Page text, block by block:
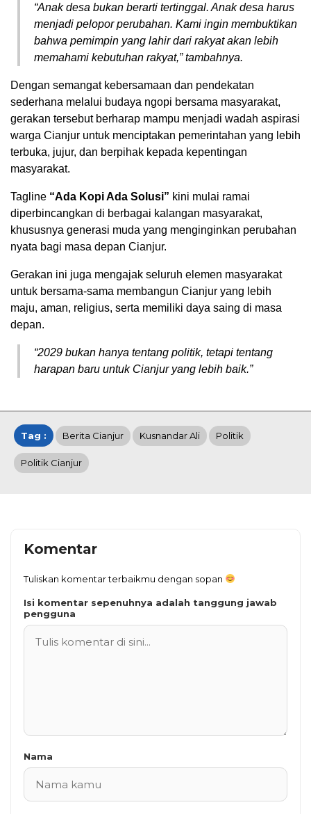
“Anak desa bukan berarti tertinggal. Anak desa harus
menjadi pelopor perubahan. Kami ingin membuktikan
bahwa pemimpin yang lahir dari rakyat akan lebih
memahami kebutuhan rakyat,” tambahnya.
Dengan semangat kebersamaan dan pendekatan
sederhana melalui budaya ngopi bersama masyarakat,
gerakan tersebut berharap mampu menjadi wadah aspirasi
warga Cianjur untuk menciptakan pemerintahan yang lebih
terbuka, jujur, dan berpihak kepada kepentingan
masyarakat.
Tagline “Ada Kopi Ada Solusi” kini mulai ramai
diperbincangkan di berbagai kalangan masyarakat,
khususnya generasi muda yang menginginkan perubahan
nyata bagi masa depan Cianjur.
Gerakan ini juga mengajak seluruh elemen masyarakat
untuk bersama-sama membangun Cianjur yang lebih
maju, aman, religius, serta memiliki daya saing di masa
depan.
“2029 bukan hanya tentang politik, tetapi tentang
harapan baru untuk Cianjur yang lebih baik.”
Tag : Berita Cianjur Kusnandar Ali Politik
Politik Cianjur
Komentar
Tuliskan komentar terbaikmu dengan sopan
Isi komentar sepenuhnya adalah tanggung jawab
pengguna
Nama